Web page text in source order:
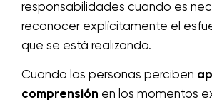
responsabilidades cuando es
reconocer explícitamente el
que se está realizando.
Cuando las personas perciben
comprensión en los momentos